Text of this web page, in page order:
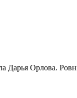
Дарья Орлова.